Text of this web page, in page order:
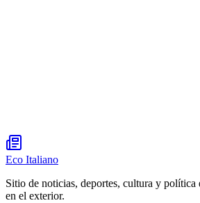
Eco Italiano
Sitio de noticias, deportes, cultura y
en el exterior.